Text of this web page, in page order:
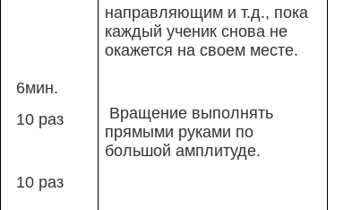
6мин.
10 раз
10 раз
направляющим и т.д., пока
каждый ученик снова не
окажется на своем месте.
Вращение выполнять
прямыми руками по
большой амплитуде.